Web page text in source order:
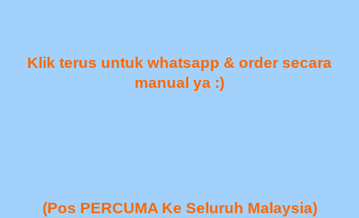
Klik terus untuk whatsapp & order secara
manual ya :)
(Pos PERCUMA Ke Seluruh Malaysia)